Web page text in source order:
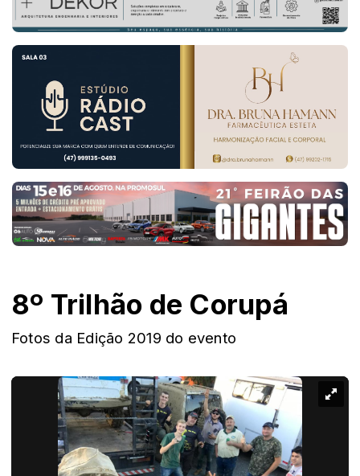
8º Trilhão de Corupá
Fotos da Edição 2019 do evento